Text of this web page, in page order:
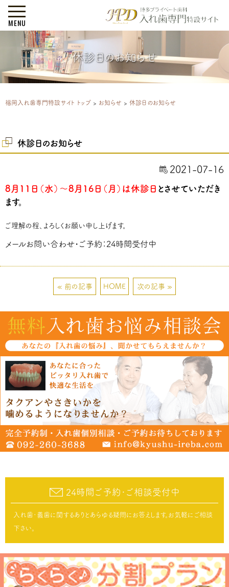
MENU
休診日のお知らせ
福岡入れ歯専門特設サイト トップ > お知らせ > 休診日のお知らせ
休診日のお知らせ
2021-07-16
8月11日（水）～8月16日（月）は休診日 とさせていただき
ます。
ご理解の程、よろしくお願い申し上げます。
メールお問い合わせ・ご予約：24時間受付中
« 前の記事 HOME 次の記事 »
24時間ご予約･ご相談受付中
入れ歯･義歯に関するありとあらゆる疑問にお答えします。お気軽にご相談
下さい。